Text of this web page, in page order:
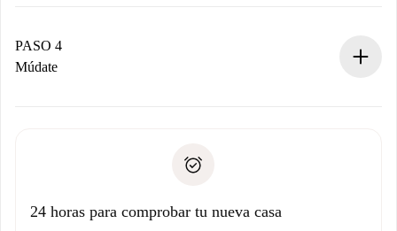
contacto con el propietario.
Si es rechazada: No te haremos ningún cargo y te
Prueba de solvencia
PASO 4
Múdate
no nos comunicas ningún problema.
24 horas para comprobar tu nueva casa